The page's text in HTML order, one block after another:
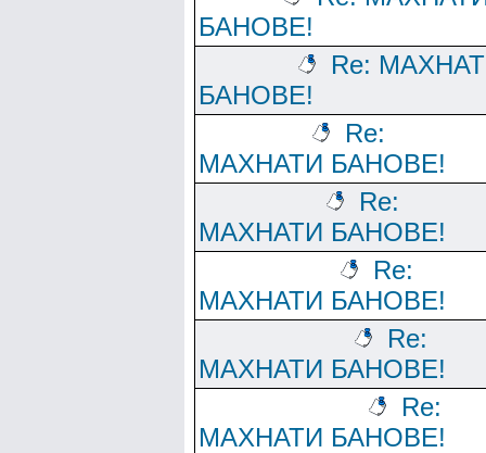
БАНОВЕ!
Re:
БАНОВЕ!
Re:
МАХНАТИ БАНОВЕ!
Re:
МАХНАТИ БАНОВЕ!
Re:
МАХНАТИ БАНОВЕ!
Re:
МАХНАТИ БАНОВЕ!
Re:
МАХНАТИ БАНОВЕ!